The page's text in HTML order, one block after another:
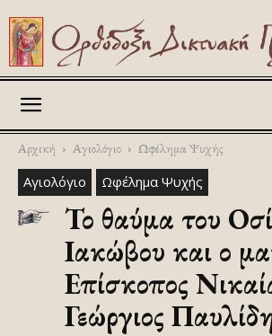
Αρχική Αγιολόγιο Ωφέλημα Ψυχής
Αγιολόγιο Ωφέλημα Ψυχής
Το θαύμα του
Ιακώβου και ο
Επίσκοπος
Γεώργιος Παυλίδη